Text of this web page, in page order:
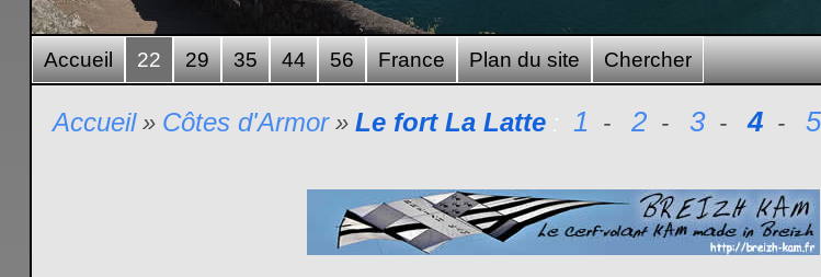
Accueil 22 29 35 44 56 France Plan du site Chercher
Accueil» Côtes d'Armor» Le fort La Latte : 1 - 2 - 3 - 4 - 5